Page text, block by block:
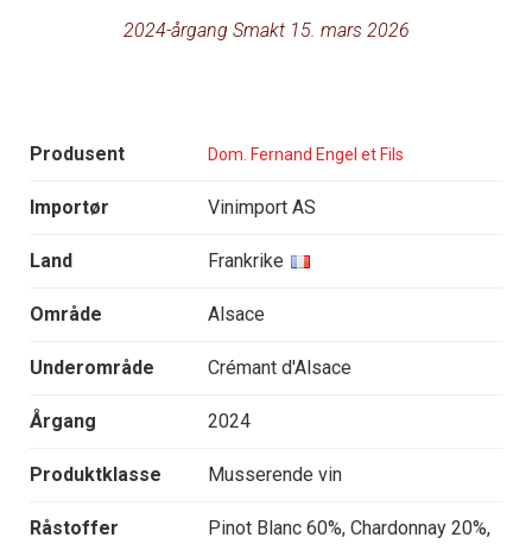
2024-årgang Smakt 15. mars 2026
Produsent Dom. Fernand Engel et Fils
Importør Vinimport AS
Land Frankrike
Område Alsace
Underområde Crémant d'Alsace
Årgang 2024
Produktklasse Musserende vin
Råstoffer
Pinot Blanc 60%, Chardonnay 20%,